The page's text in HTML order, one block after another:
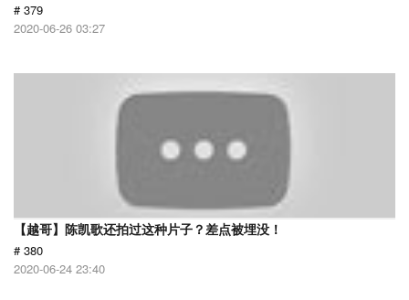
# 379
2020-06-26 03:27
【越哥】陈凯歌还拍过这种片子？差点被埋没！
# 380
2020-06-24 23:40